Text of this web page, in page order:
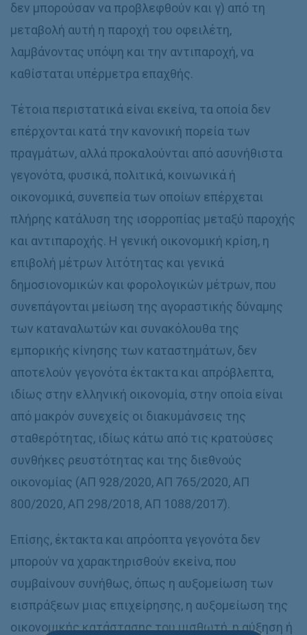
δεν μπορούσαν να προβλεφθούν και γ) από τη
μεταβολή αυτή η παροχή του οφειλέτη,
λαμβάνοντας υπόψη και την αντιπαροχή, να
καθίσταται υπέρμετρα επαχθής.
Τέτοια περιστατικά είναι εκείνα, τα οποία δεν
επέρχονται κατά την κανονική πορεία των
πραγμάτων, αλλά προκαλούνται από ασυνήθιστα
γεγονότα, φυσικά, πολιτικά, κοινωνικά ή
οικονομικά, συνεπεία των οποίων επέρχεται
πλήρης κατάλυση της ισορροπίας μεταξύ παροχής
και αντιπαροχής. Η γενική οικονομική κρίση, η
επιβολή μέτρων λιτότητας και γενικά
δημοσιονομικών και φορολογικών μέτρων, που
συνεπάγονται μείωση της αγοραστικής δύναμης
των καταναλωτών και συνακόλουθα της
εμπορικής κίνησης των καταστημάτων, δεν
αποτελούν γεγονότα έκτακτα και απρόβλεπτα,
ιδίως στην ελληνική οικονομία, στην οποία είναι
από μακρόν συνεχείς οι διακυμάνσεις της
σταθερότητας, ιδίως κάτω από τις κρατούσες
συνθήκες ρευστότητας και της διεθνούς
οικονομίας (ΑΠ 928/2020, ΑΠ 765/2020, ΑΠ
800/2020, ΑΠ 298/2018, ΑΠ 1088/2017).
Επίσης, έκτακτα και απρόοπτα γεγονότα δεν
μπορούν να χαρακτηρισθούν εκείνα, που
συμβαίνουν συνήθως, όπως η αυξομείωση των
εισπράξεων μιας επιχείρησης, η αυξομείωση της
οικονομικής κατάστασης του μισθωτή, η αύξηση ή